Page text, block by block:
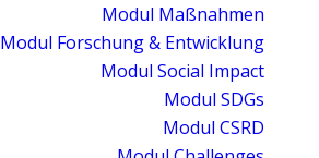
Modul Maßnahmen
Modul Forschung & Entwicklung
Modul Social Impact
Modul SDGs
Modul CSRD